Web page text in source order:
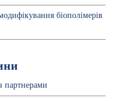
біополімерів
партнерами